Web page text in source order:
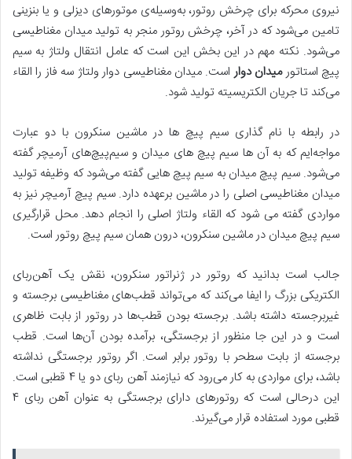
نیروی محرکه‌ برای چرخش روتور، به‌وسیله‌ی موتورهای دیزلی و یا بنزینی
تامین می‌شود که در آخر، چرخش روتور منجر به تولید میدان مغناطیسی
می‌شود. نکته مهم در این بخش این است که عامل انتقال ولتاژ به سیم
پیچ استاتورمیدان دواراست. میدان مغناطیسی دوار ولتاژ سه فاز را القاء
می‌کند تا جریان الکتریسیته تولید شود.
در رابطه با نام گذاری سیم پیچ ها در ماشین سنکرون با دو عبارت
مواجه‌ایم که به آن ها سیم پیچ های میدان و سیم‌پیچ‌های آرمیچر گفته
می‌شود. سیم پیچ میدان به سیم پیچ هایی گفته می‌شود که وظیفه تولید
میدان مغناطیسی اصلی را در ماشین برعهده دارد. سیم پیچ آرمیچر نیز به
مواردی گفته می شود که القاء ولتاژ اصلی را انجام دهد. محل قرارگیری
سیم پیچ میدان در ماشین سنکرون، درون همان سیم پیچ روتور است.
جالب است بدانید که روتور در ژنراتور سنکرون، نقش یک آهن‌ربای
الکتریکی بزرگ را ایفا می‌کند که می‌تواند قطب‌های مغناطیسی برجسته و
غیربرجسته داشته باشد. برجسته بودن قطب‌ها در روتور از بابت ظاهری
است و در این جا منظور از برجستگی، برآمده بودن آن‌ها است. قطب
برجسته از بابت سطحر با روتور برابر است. اگر روتور برجستگی نداشته
باشد، برای مواردی به کار می‌رود که نیازمند آهن ربای دو یا 4 قطبی است.
این درحالی است که روتورهای دارای برجستگی به عنوان آهن ربای 4
قطبی مورد استفاده قرار می‌گیرند.